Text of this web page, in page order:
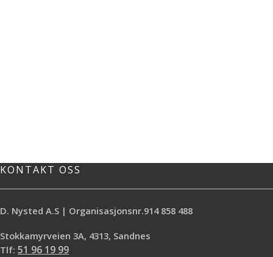
KONTAKT OSS
D. Nysted A.S | Organisasjonsnr.914 858 488
Stokkamyrveien 3A, 4313, Sandnes
Tlf: 51 96 19 99